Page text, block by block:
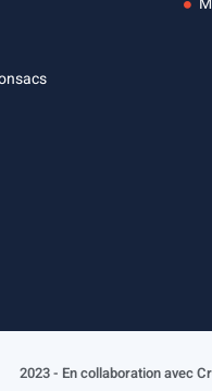
2023 - En collaboration avec